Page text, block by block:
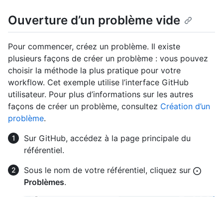
Ouverture d’un problème vide
Pour commencer, créez un problème. Il existe
plusieurs façons de créer un problème : vous pouvez
choisir la méthode la plus pratique pour votre
workflow. Cet exemple utilise l’interface GitHub
utilisateur. Pour plus d’informations sur les autres
façons de créer un problème, consultez Création d’un
problème.
Sur GitHub, accédez à la page principale du
référentiel.
Sous le nom de votre référentiel, cliquez sur
Problèmes.